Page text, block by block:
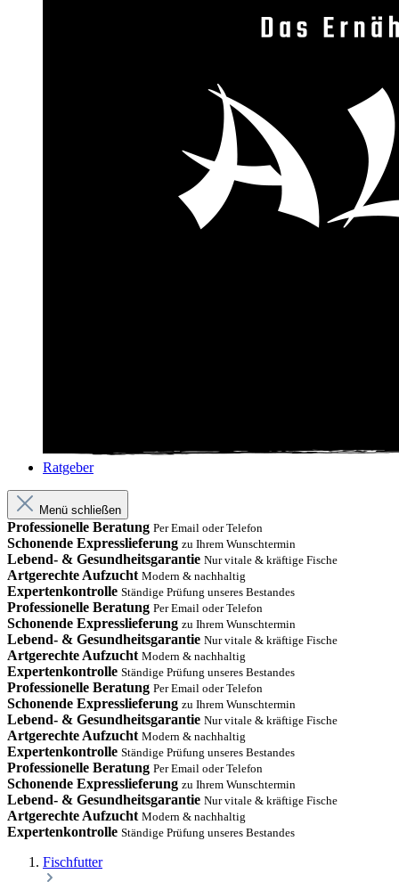
Ratgeber
Menü schließen
Professionelle Beratung Per Email oder Telefon
Schonende Expresslieferung zu Ihrem Wunschtermin
Lebend- & Gesundheitsgarantie Nur vitale & kräftige Fische
Artgerechte Aufzucht Modern & nachhaltig
Expertenkontrolle Ständige Prüfung unseres Bestandes
Professionelle Beratung Per Email oder Telefon
Schonende Expresslieferung zu Ihrem Wunschtermin
Lebend- & Gesundheitsgarantie Nur vitale & kräftige Fische
Artgerechte Aufzucht Modern & nachhaltig
Expertenkontrolle Ständige Prüfung unseres Bestandes
Professionelle Beratung Per Email oder Telefon
Schonende Expresslieferung zu Ihrem Wunschtermin
Lebend- & Gesundheitsgarantie Nur vitale & kräftige Fische
Artgerechte Aufzucht Modern & nachhaltig
Expertenkontrolle Ständige Prüfung unseres Bestandes
Professionelle Beratung Per Email oder Telefon
Schonende Expresslieferung zu Ihrem Wunschtermin
Lebend- & Gesundheitsgarantie Nur vitale & kräftige Fische
Artgerechte Aufzucht Modern & nachhaltig
Expertenkontrolle Ständige Prüfung unseres Bestandes
Fischfutter